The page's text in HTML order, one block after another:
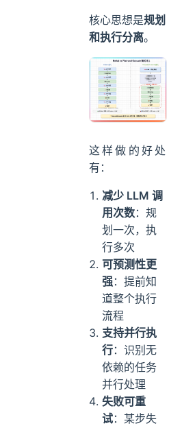
核心思想是规划
和执行分离。
这样做的好处
有：
减少 LLM 调
用次数：规
划一次，执
行多次
可预测性更
强：提前知
道整个执行
流程
支持并行执
行：识别无
依赖的任务
并行处理
失败可重
试：某步失